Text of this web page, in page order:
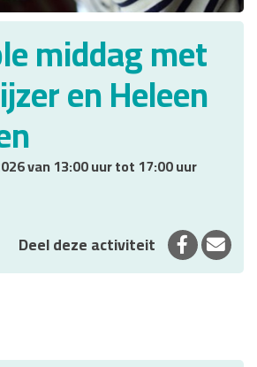
middag met
en Heleen
van 13:00 uur tot 17:00 uur
Deel deze activiteit Deel op